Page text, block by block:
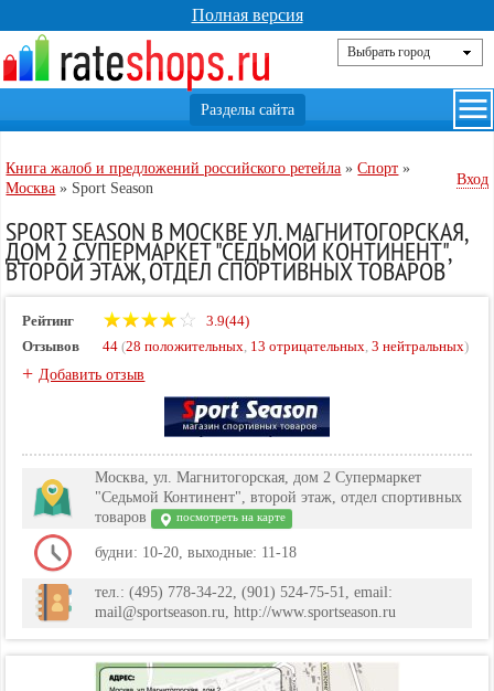
Полная версия
Книга жалоб и предложений российского ретейла »Спорт »
Москва » Sport Season
Вход
SPORT SEASON В МОСКВЕ УЛ. МАГНИТОГОРСКАЯ,
ДОМ 2 СУПЕРМАРКЕТ "СЕДЬМОЙ КОНТИНЕНТ",
ВТОРОЙ ЭТАЖ, ОТДЕЛ СПОРТИВНЫХ ТОВАРОВ
Рейтинг
3.9(44)
Отзывов
44 (28 положительных, 13 отрицательных,3 нейтральных)
+Добавить отзыв
Москва, ул. Магнитогорская, дом 2 Супермаркет
"Седьмой Континент", второй этаж, отдел спортивных
товаров
посмотреть на карте
будни: 10-20, выходные: 11-18
тел.: (495) 778-34-22, (901) 524-75-51, email:
mail@sportseason.ru, http://www.sportseason.ru